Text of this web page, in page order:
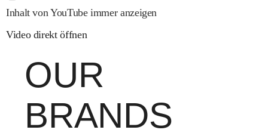
Inhalt von YouTube immer anzeigen
Video direkt öffnen
OUR
BRANDS